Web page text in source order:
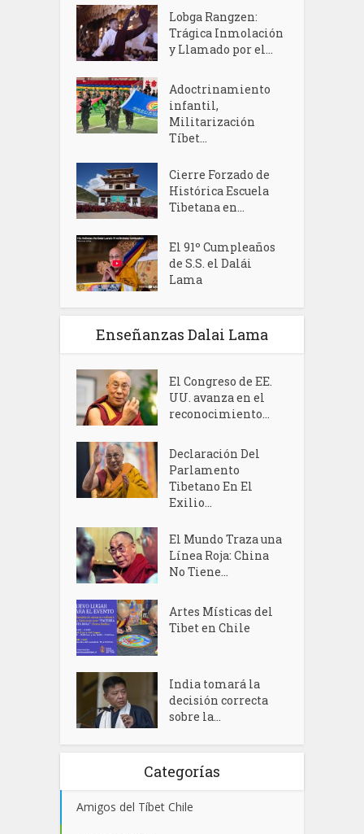
Lobga Rangzen:
Trágica Inmolación
y Llamado por el...
Adoctrinamiento
infantil,
Militarización
Tíbet...
Cierre Forzado de
Histórica Escuela
Tibetana en...
El 91º Cumpleaños
de S.S. el Dalái
Lama
Enseñanzas Dalai Lama
El Congreso de EE.
UU. avanza en el
reconocimiento...
Declaración Del
Parlamento
Tibetano En El
Exilio...
El Mundo Traza una
Línea Roja: China
No Tiene...
Artes Místicas del
Tibet en Chile
India tomará la
decisión correcta
sobre la...
Categorías
Amigos del Tíbet Chile